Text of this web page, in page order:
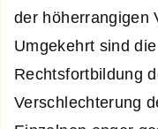
der höherrangigen
Umgekehrt sind
Rechtsfortbildung
Verschlechterung